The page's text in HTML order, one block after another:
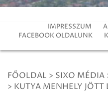
IMPRESSZUM
FACEBOOK OLDALUNK
FŐOLDAL > SIXO MÉDIA
> KUTYA MENHELY JÖTT